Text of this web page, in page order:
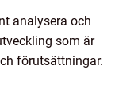
analysera och
som är
förutsättningar.